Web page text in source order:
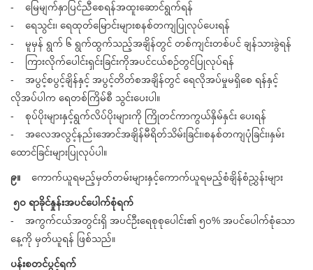
- မြေမျက်နှာပြင်ညီစေရန်အထူးဆောင်ရွက်ရန်
- ရေသွင်း၊ ရေထုတ်မြောင်းများစနစ်တကျပြုလုပ်ပေးရန်
- မူမှန် ရွက် ၆ ရွက်ထွက်သည့်အချိန်တွင် တစ်ကျင်းတစ်ပင် ချန်သားခွဲရန်
- ကြားလိုက်ပေါင်းရှင်းခြင်းကိုအပင်ငယ်စဥ်တွင်ပြုလုပ်ရန်
- အပွင့်စပွင့်ချိန်နှင့် အပွင့်တိတ်စအချိန်တွင် ရေလိုအပ်မှုမရှိစေ ရန်နှင့်
လိုအပ်ပါက ရေတစ်ကြိမ်စီ သွင်းပေးပါ။
- စုပ်ပိုးများနှင့်ရွက်လိပ်ပိုးများကို ကြိုတင်ကာကွယ်နှိမ်နှင်း ပေးရန်
- အလေအလွင့်နည်းအောင်အချိန်မီရိတ်သိမ်းခြင်း၊စနစ်တကျပုံခြင်း၊နှမ်း
ထောင်ခြင်းများပြုလုပ်ပါ။
၉။ ကောက်ယူရမည့်မှတ်တမ်းများနှင့်ကောက်ယူရမည့်စံချိန်စံညွှန်းများ
၅၀ ရာခိုင်နှုန်းအပင်ပေါက်စုံရက်
- အကွက်ငယ်အတွင်းရှိ အပင်ဦးရေစုစုပေါင်း၏ ၅၀% အပင်ပေါက်စုံသော
နေ့ကို မှတ်ယူရန် ဖြစ်သည်။
ပန်းစတင်ပွင့်ရက်